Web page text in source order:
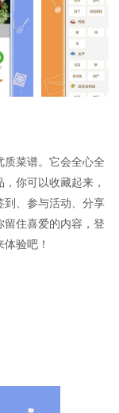
质菜谱。它会全心全
你可以收藏起来，
到、参与活动、分享
住喜爱的内容，登
验吧！